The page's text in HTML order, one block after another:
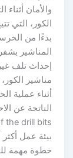
أثناء
التي تتيح
من الخرسانة
بشفرات
تلف غير
الكور،
عملية الحفر.
عمل أكثر أمانًا
مهمة للحفاظ